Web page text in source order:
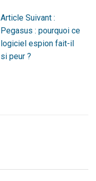
Article Suivant :
Pegasus : pourquoi ce
logiciel espion fait-il
si peur ?